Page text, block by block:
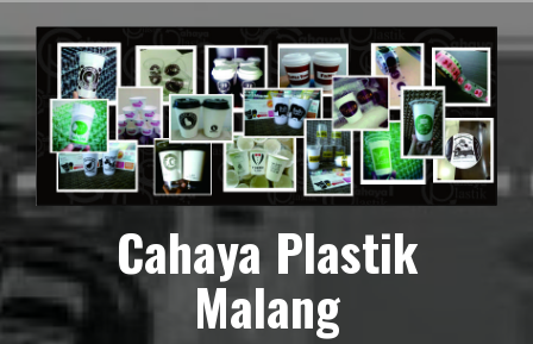
ke
konten
Cahaya Plastik
Malang